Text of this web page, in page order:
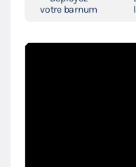
votre barnum